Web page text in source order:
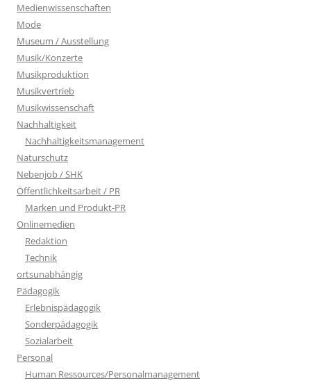
Medienwissenschaften
Mode
Museum / Ausstellung
Musik/Konzerte
Musikproduktion
Musikvertrieb
Musikwissenschaft
Nachhaltigkeit
Nachhaltigkeitsmanagement
Naturschutz
Nebenjob / SHK
Öffentlichkeitsarbeit / PR
Marken und Produkt-PR
Onlinemedien
Redaktion
Technik
ortsunabhängig
Pädagogik
Erlebnispädagogik
Sonderpädagogik
Sozialarbeit
Personal
Human Ressources/Personalmanagement